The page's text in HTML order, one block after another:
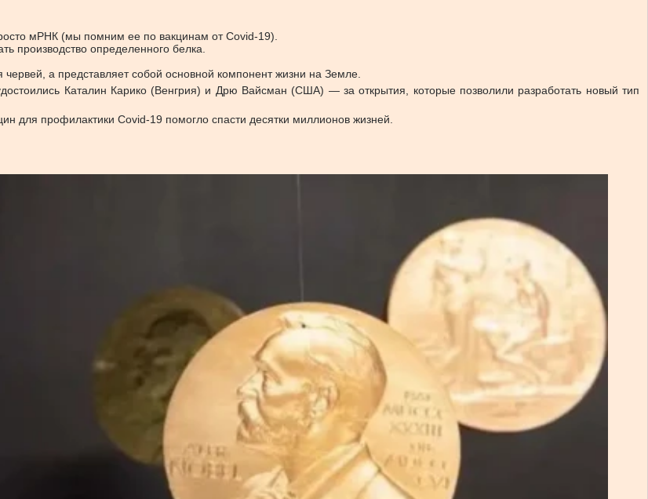
мРНК (мы помним ее по вакцинам от Covid-19).
производство определенного белка.
а представляет собой основной компонент жизни на Земле.
Каталин Карико (Венгрия) и Дрю Вайсман (США) — за открытия, которые позволили разработать новый тип
для профилактики Covid-19 помогло спасти десятки миллионов жизней.